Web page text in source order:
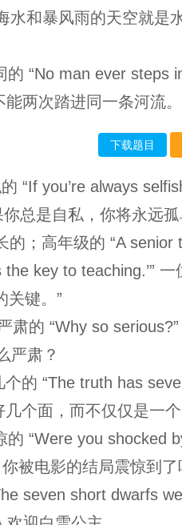
水和暴风雨的天空就是
的 “No man ever steps
两次踏进同一条河流。
下载题目
“If you’re always
总是自私，你将永远
的；高年级的 “A senior
the key to teaching.’”
关键。”
肃的 “Why so
严肃？
个的 “The truth has
几个面，而不仅仅是一
的 “Were you shocked
被电影的结局震惊到了
seven short dwarfs